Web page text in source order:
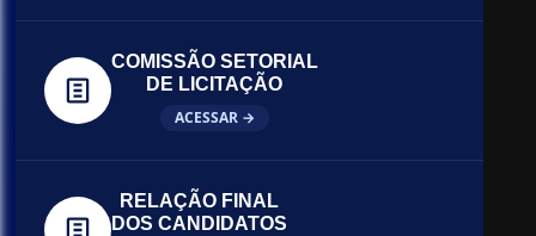
COMISSÃO SETORIAL
DE LICITAÇÃO
ACESSAR →
RELAÇÃO FINAL
DOS CANDIDATOS